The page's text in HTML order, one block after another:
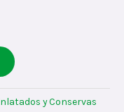
y Conservas